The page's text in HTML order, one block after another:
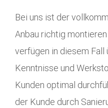
Bei uns ist der
Anbau richtig
verfügen in diesem
Kenntnisse und
Kunden optimal
der Kunde durch